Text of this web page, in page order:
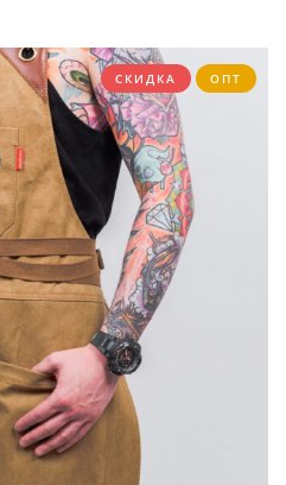
СКИДКА ОПТ